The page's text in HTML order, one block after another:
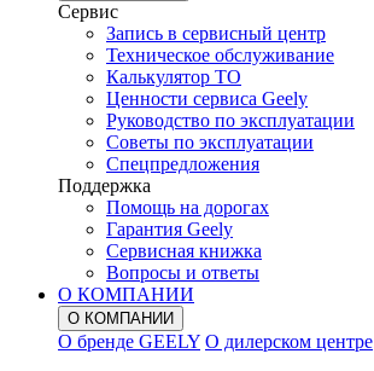
Сервис
Запись в сервисный центр
Техническое обслуживание
Калькулятор ТО
Ценности сервиса Geely
Руководство по эксплуатации
Советы по эксплуатации
Спецпредложения
Поддержка
Помощь на дорогах
Гарантия Geely
Сервисная книжка
Вопросы и ответы
О КОМПАНИИ
О КОМПАНИИ
О бренде GEELY О дилерском центре